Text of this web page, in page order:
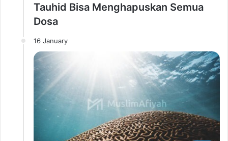
Tauhid Bisa Menghapuskan Semua
Dosa
16 January